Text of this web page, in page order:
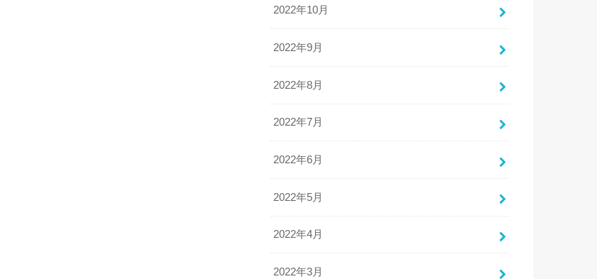
2022年10月
2022年9月
2022年8月
2022年7月
2022年6月
2022年5月
2022年4月
2022年3月